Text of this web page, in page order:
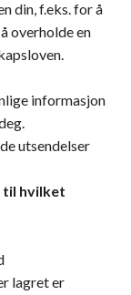
din, f.eks. for å
overholde en
informasjon
utsendelser
til hvilket
lagret er